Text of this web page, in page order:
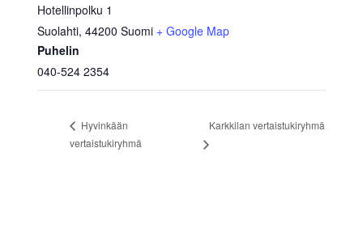
Hotellinpolku 1
Suolahti, 44200 Suomi + Google Map
Puhelin
040-524 2354
Hyvinkään
vertaistukiryhmä
Karkkilan vertaistukiryhmä